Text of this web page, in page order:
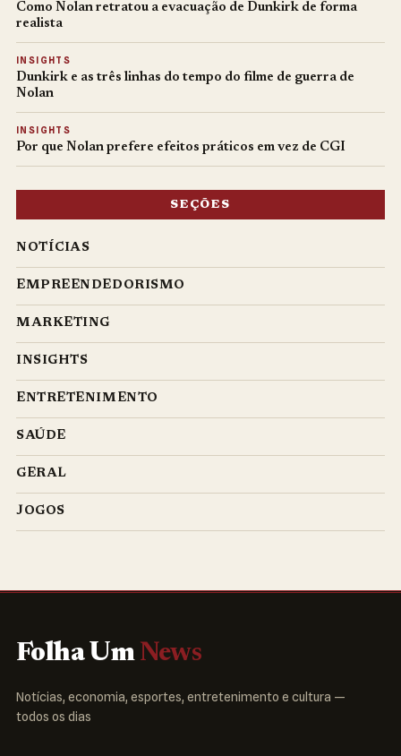
Como Nolan retratou a evacuação de Dunkirk de forma
realista
INSIGHTS
Dunkirk e as três linhas do tempo do filme de guerra de
Nolan
INSIGHTS
Por que Nolan prefere efeitos práticos em vez de CGI
SEÇÕES
NOTÍCIAS
EMPREENDEDORISMO
MARKETING
INSIGHTS
ENTRETENIMENTO
SAÚDE
GERAL
JOGOS
Folha Um News
Notícias, economia, esportes, entretenimento e cultura —
todos os dias